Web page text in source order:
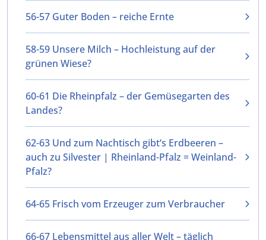
56-57 Guter Boden – reiche Ernte
58-59 Unsere Milch – Hochleistung auf der
grünen Wiese?
60-61 Die Rheinpfalz – der Gemüsegarten des
Landes?
62-63 Und zum Nachtisch gibt‘s Erdbeeren –
auch zu Silvester | Rheinland-Pfalz = Weinland-
Pfalz?
64-65 Frisch vom Erzeuger zum Verbraucher
66-67 Lebensmittel aus aller Welt – täglich